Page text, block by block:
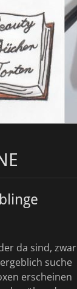
da sind, zwar
suche
erscheinen